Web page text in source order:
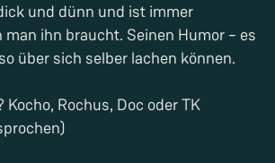
und dünn und ist immer
man ihn braucht. Seinen Humor – es
über sich selber lachen können.
Kocho, Rochus, Doc oder TK